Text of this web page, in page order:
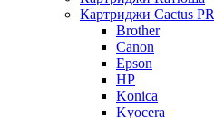
Картриджи Cactus PR
Brother
Canon
Epson
HP
Konica
Kyocera